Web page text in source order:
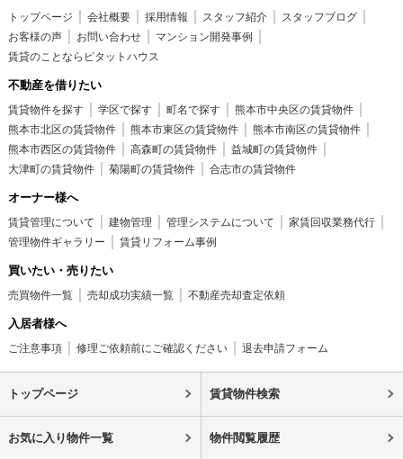
トップページ 会社概要 採用情報 スタッフ紹介
スタッフブログ
お客様の声
お問い合わせ
マンション開発事例
賃貸のことならピタットハウス
不動産を借りたい
賃貸物件を探す 学区で探す 町名で探す
熊本市中央区の賃貸物件
熊本市北区の賃貸物件
熊本市東区の賃貸物件
熊本市南区の賃貸物件
熊本市西区の賃貸物件
高森町の賃貸物件
益城町の賃貸物件
大津町の賃貸物件
菊陽町の賃貸物件 合志市の賃貸物件
オーナー様へ
賃貸管理について 建物管理 管理システムについて
家賃回収業務代行
管理物件ギャラリー
賃貸リフォーム事例
買いたい・売りたい
売買物件一覧 売却成功実績一覧 不動産売却査定依頼
入居者様へ
ご注意事項 修理ご依頼前にご確認ください 退去申請フォーム
トップページ 賃貸物件検索
お気に入り物件一覧 物件閲覧履歴